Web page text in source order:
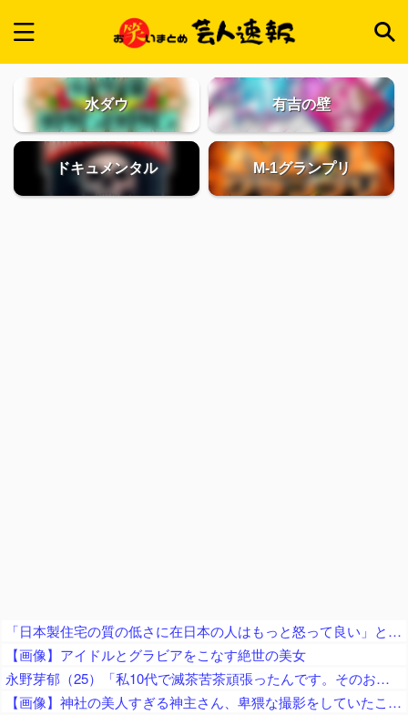
水ダウ 有吉の壁
ドキュメンタル M-1グランプリ
「日本製住宅の質の低さに在日本の人はもっと怒って良い」と在米邦人が御忠告、アメリカ製の家屋なら冷房無しでも快適に過ごせて……
【画像】アイドルとグラビアをこなす絶世の美女
永野芽郁（25）「私10代で滅茶苦茶頑張ったんです。そのおかげで今幸せな20代を送れている」
【画像】神社の美人すぎる神主さん、卑猥な撮影をしていたことが判明ｗｗｗｗｗｗｗｗ